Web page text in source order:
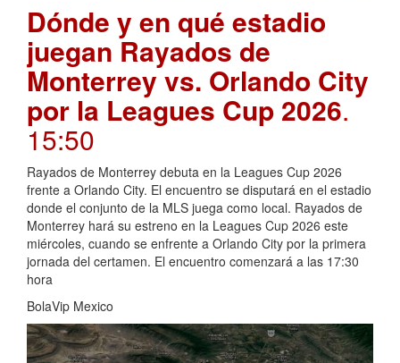
Dónde y en qué estadio
juegan Rayados de
Monterrey vs. Orlando City
por la Leagues Cup 2026.
15:50
Rayados de Monterrey debuta en la Leagues Cup 2026
frente a Orlando City. El encuentro se disputará en el estadio
donde el conjunto de la MLS juega como local. Rayados de
Monterrey hará su estreno en la Leagues Cup 2026 este
miércoles, cuando se enfrente a Orlando City por la primera
jornada del certamen. El encuentro comenzará a las 17:30
hora
BolaVip Mexico